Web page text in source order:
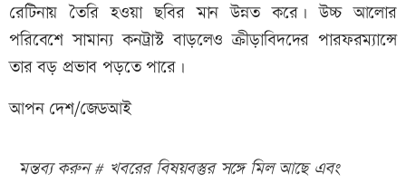
রেটিনায় তৈরি হওয়া ছবির মান উন্নত করে। উচ্চ আলোর
পরিবেশে সামান্য কনট্রাস্ট বাড়লেও ক্রীড়াবিদদের পারফরম্যান্সে
তার বড় প্রভাব পড়তে পারে।
আপন দেশ/জেডআই
মন্তব্য করুন # খবরের বিষয়বস্তুর সঙ্গে মিল আছে এবং